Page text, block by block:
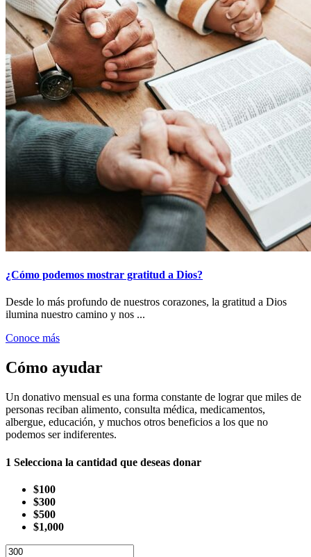
¿Cómo podemos mostrar gratitud a Dios?
Desde lo más profundo de nuestros corazones, la gratitud a Dios
ilumina nuestro camino y nos ...
Conoce más
Cómo ayudar
Un donativo mensual es una forma constante de lograr que miles de
personas reciban alimento, consulta médica, medicamentos,
albergue, educación, y muchos otros beneficios a los que no
podemos ser indiferentes.
1 Selecciona la cantidad que deseas donar
$100
$300
$500
$1,000